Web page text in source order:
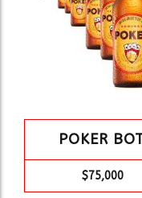
POKER
$75,000